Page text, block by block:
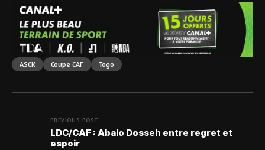
ASCK Coupe CAF Togo
PREVIOUS POST
LDC/CAF : Abalo Dosseh entre regret et
espoir